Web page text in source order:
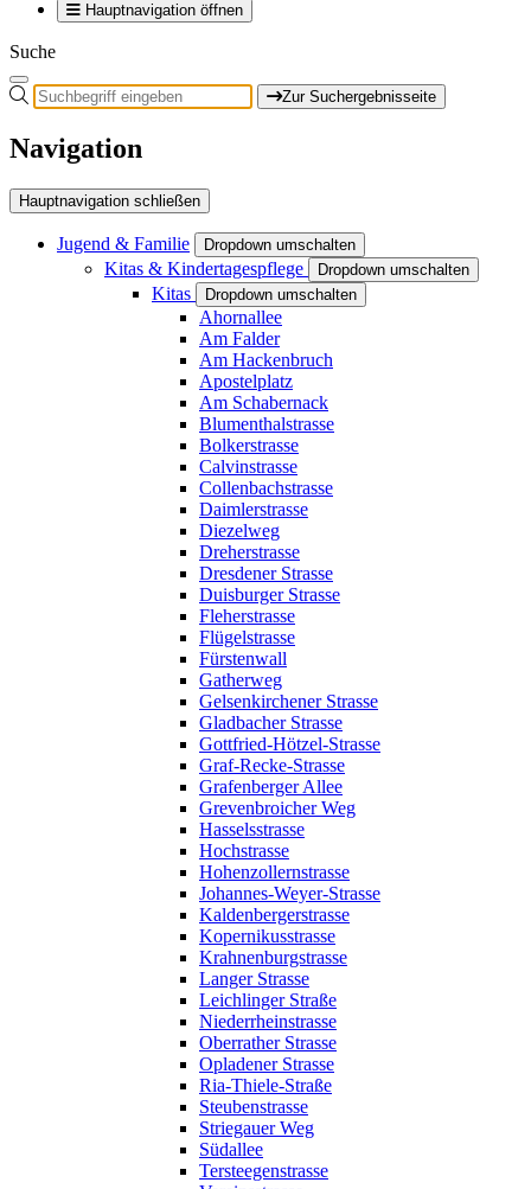
Hauptnavigation öffnen
Suche
Zur Suchergebnisseite
Navigation
Hauptnavigation schließen
Jugend & Familie Dropdown umschalten
Kitas & Kindertagespflege Dropdown umschalten
Kitas Dropdown umschalten
Ahornallee
Am Falder
Am Hackenbruch
Apostelplatz
Am Schabernack
Blumenthalstrasse
Bolkerstrasse
Calvinstrasse
Collenbachstrasse
Daimlerstrasse
Diezelweg
Dreherstrasse
Dresdener Strasse
Duisburger Strasse
Fleherstrasse
Flügelstrasse
Fürstenwall
Gatherweg
Gelsenkirchener Strasse
Gladbacher Strasse
Gottfried-Hötzel-Strasse
Graf-Recke-Strasse
Grafenberger Allee
Grevenbroicher Weg
Hasselsstrasse
Hochstrasse
Hohenzollernstrasse
Johannes-Weyer-Strasse
Kaldenbergerstrasse
Kopernikusstrasse
Krahnenburgstrasse
Langer Strasse
Leichlinger Straße
Niederrheinstrasse
Oberrather Strasse
Opladener Strasse
Ria-Thiele-Straße
Steubenstrasse
Striegauer Weg
Südallee
Tersteegenstrasse